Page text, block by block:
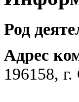
Род
Адрес
196158,